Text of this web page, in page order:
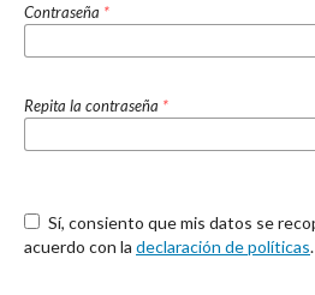
Contraseña *
Repita la contraseña *
acuerdo con la declaración de políticas.